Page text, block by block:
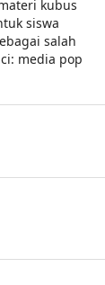
kubus
siswa
salah
media pop